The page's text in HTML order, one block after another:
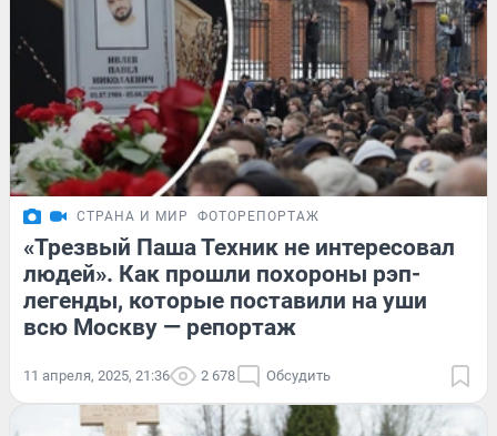
СТРАНА И МИР ФОТОРЕПОРТАЖ
«Трезвый Паша Техник не интересовал
людей». Как прошли похороны рэп-
легенды, которые поставили на уши
всю Москву — репортаж
11 апреля, 2025, 21:36 2 678 Обсудить